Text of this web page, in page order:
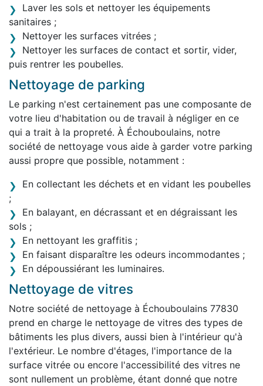
Laver les sols et nettoyer les équipements
sanitaires ;
Nettoyer les surfaces vitrées ;
Nettoyer les surfaces de contact et sortir, vider,
puis rentrer les poubelles.
Nettoyage de parking
Le parking n'est certainement pas une composante de
votre lieu d'habitation ou de travail à négliger en ce
qui a trait à la propreté. À Échouboulains, notre
société de nettoyage vous aide à garder votre parking
aussi propre que possible, notamment :
En collectant les déchets et en vidant les poubelles
;
En balayant, en décrassant et en dégraissant les
sols ;
En nettoyant les graffitis ;
En faisant disparaître les odeurs incommodantes ;
En dépoussiérant les luminaires.
Nettoyage de vitres
Notre société de nettoyage à Échouboulains 77830
prend en charge le nettoyage de vitres des types de
bâtiments les plus divers, aussi bien à l'intérieur qu'à
l'extérieur. Le nombre d'étages, l'importance de la
surface vitrée ou encore l'accessibilité des vitres ne
sont nullement un problème, étant donné que notre